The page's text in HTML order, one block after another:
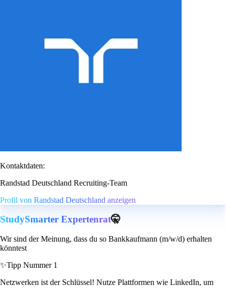
Kontaktdaten:
Randstad Deutschland Recruiting-Team
Profil von Randstad Deutschland anzeigen
StudySmarter Expertenrat🤫
Wir sind der Meinung, dass du so Bankkaufmann (m/w/d) erhalten
könntest
✨Tipp Nummer 1
Netzwerken ist der Schlüssel! Nutze Plattformen wie LinkedIn, um